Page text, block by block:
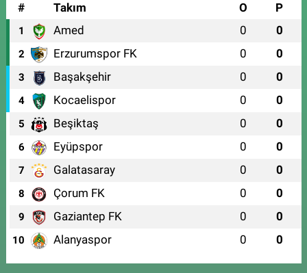
#
Takım O P
1 Amed 0 0
2 Erzurumspor FK 0 0
3 Başakşehir 0 0
4 Kocaelispor 0 0
5 Beşiktaş 0 0
6 Eyüpspor 0 0
7 Galatasaray 0 0
8 Çorum FK 0 0
9 Gaziantep FK 0 0
10 Alanyaspor 0 0